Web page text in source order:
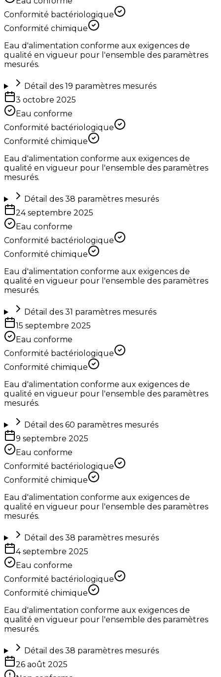
Conformité bactériologique
Conformité chimique
Eau d'alimentation conforme aux exigences de
qualité en vigueur pour l'ensemble des paramètres
mesurés.
Détail des 19 paramètres mesurés
3 octobre 2025
Eau conforme
Conformité bactériologique
Conformité chimique
Eau d'alimentation conforme aux exigences de
qualité en vigueur pour l'ensemble des paramètres
mesurés.
Détail des 38 paramètres mesurés
24 septembre 2025
Eau conforme
Conformité bactériologique
Conformité chimique
Eau d'alimentation conforme aux exigences de
qualité en vigueur pour l'ensemble des paramètres
mesurés.
Détail des 31 paramètres mesurés
15 septembre 2025
Eau conforme
Conformité bactériologique
Conformité chimique
Eau d'alimentation conforme aux exigences de
qualité en vigueur pour l'ensemble des paramètres
mesurés.
Détail des 60 paramètres mesurés
9 septembre 2025
Eau conforme
Conformité bactériologique
Conformité chimique
Eau d'alimentation conforme aux exigences de
qualité en vigueur pour l'ensemble des paramètres
mesurés.
Détail des 38 paramètres mesurés
4 septembre 2025
Eau conforme
Conformité bactériologique
Conformité chimique
Eau d'alimentation conforme aux exigences de
qualité en vigueur pour l'ensemble des paramètres
mesurés.
Détail des 38 paramètres mesurés
26 août 2025